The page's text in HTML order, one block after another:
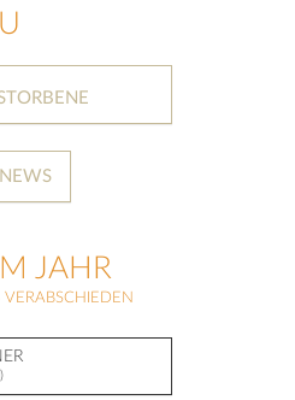
NEWS
JAHR